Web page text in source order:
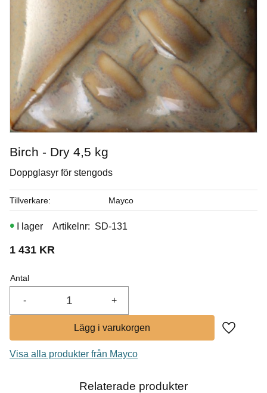
Penselglasyr för ler- och stengods
I lager
Birch - Dry 4,5 kg
Doppglasyr för stengods
1 431 KR
Antal
+
-
Lägg till
I lager Artikelnr SD-131
Tillverkare Mayco
Visa alla produkter från Mayco
Relaterade produkter